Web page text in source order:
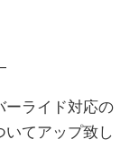
ーライド対応の
いてアップ致し